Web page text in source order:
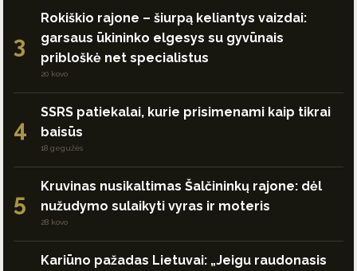
3
Rokiškio rajone – šiurpą keliantys vaizdai:
garsaus ūkininko elgesys su gyvūnais
pribloškė net specialistus
20 kovo
4
SSRS patiekalai, kurie prisimenami kaip tikrai
baisūs
18 gegužės
5
Kruvinas nusikaltimas Šalčininkų rajone: dėl
nužudymo sulaikyti vyras ir moteris
28 kovo
Kariūno pažadas Lietuvai: „Jeigu raudonasis